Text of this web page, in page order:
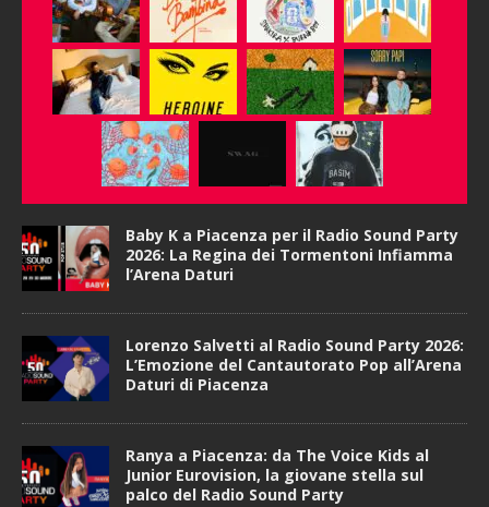
Baby K a Piacenza per il Radio Sound Party
2026: La Regina dei Tormentoni Infiamma
l’Arena Daturi
Lorenzo Salvetti al Radio Sound Party 2026:
L’Emozione del Cantautorato Pop all’Arena
Daturi di Piacenza
Ranya a Piacenza: da The Voice Kids al
Junior Eurovision, la giovane stella sul
palco del Radio Sound Party